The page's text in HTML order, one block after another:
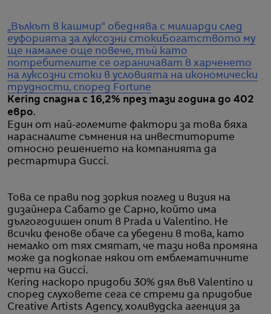
„Вълкът в кашмир“ обеднява с милиарди след
еуфорията за луксозни стоки Богатството му
ще намалее още повече, тъй като
потребителите се ограничават в харченето
на луксозни стоки в условията на икономически
трудности, според Fortune
Kering спадна с 16,2% през тази година до 402
евро.
Един от най-големите фактори за това бяха
нарасналите съмнения на инвеститорите
относно решението на компанията да
рестартира Gucci.
Това се прави под зоркия поглед и визия на
дизайнера Сабато де Сарно, който има
дългогодишен опит в Prada и Valentino. Не
всички фенове обаче са убедени в това, като
немалко от тях смятат, че тази нова промяна
може да подкопае някои от емблематичните
черти на Gucci.
Kering наскоро придоби 30% дял във Valentino и
според слуховете сега се стреми да придобие
Creative Artists Agency, холивудска агенция за